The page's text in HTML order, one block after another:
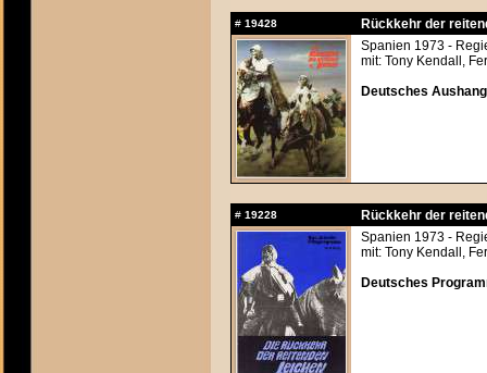
# 19428
Rückkehr der
Spanien 1973 -
mit: Tony Kendall,
Deutsches
# 19228
Rückkehr der
Spanien 1973 -
mit: Tony Kendall,
Deutsches